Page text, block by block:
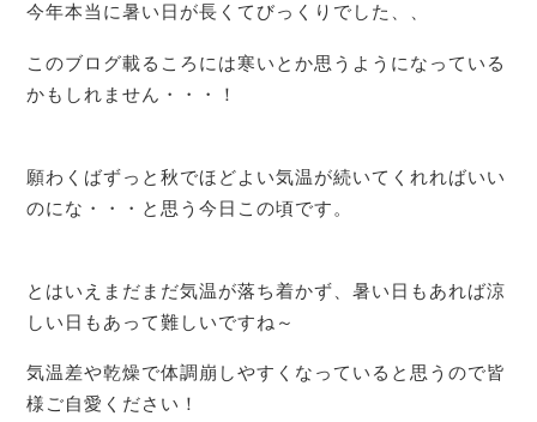
今年本当に暑い日が長くてびっくりでした、、
このブログ載るころには寒いとか思うようになっている
かもしれません・・・！
願わくばずっと秋でほどよい気温が続いてくれればいい
のにな・・・と思う今日この頃です。
とはいえまだまだ気温が落ち着かず、暑い日もあれば涼
しい日もあって難しいですね～
気温差や乾燥で体調崩しやすくなっていると思うので皆
様ご自愛ください！